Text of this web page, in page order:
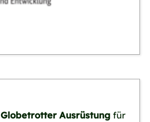
Globetrotter Ausrüstung für